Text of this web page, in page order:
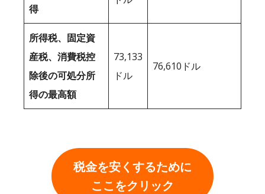
得
所得税、固定資
産税、消費税控
除後の可処分所
得の最高額
73,133
ドル
76,610ドル
税金を安くするために
ここをクリック